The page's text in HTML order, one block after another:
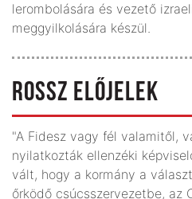
lerombolására és vezető
meggyilkolására készül.
ROSSZ ELŐJELEK
"A Fidesz vagy fél valamitől,
nyilatkozták ellenzéki
vált, hogy a kormány a
őrködő csúcsszervezetbe, az